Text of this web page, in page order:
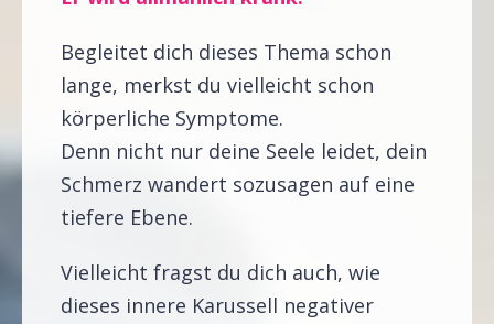
Begleitet dich dieses Thema schon
lange, merkst du vielleicht schon
körperliche Symptome.
Denn nicht nur deine Seele leidet, dein
Schmerz wandert sozusagen auf eine
tiefere Ebene.
Vielleicht fragst du dich auch, wie
dieses innere Karussell negativer